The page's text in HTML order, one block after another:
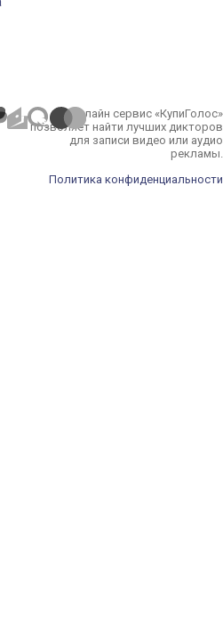
Онлайн сервис «КупиГолос»
позволяет найти лучших дикторов
для записи видео или аудио
рекламы.
Политика конфиденциальности